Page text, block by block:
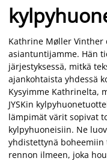
Kathrine Møller
asiantuntijamme. Hän
järjestyksessä, mitkä
ajankohtaista yhdessä
Kysyimme Kathrinelta,
JYSKin
lämpimät värit sopivat
kylpyhuoneisiin. Ne
yhdistettynä
rennon ilmeen, joka